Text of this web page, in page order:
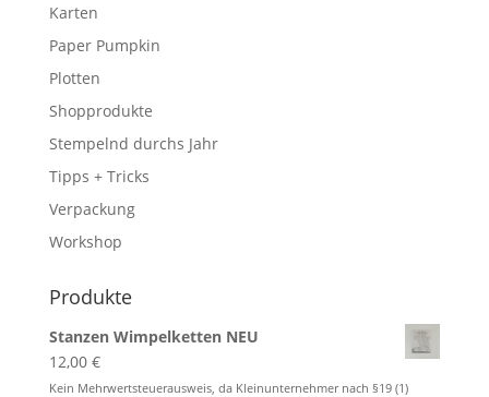
Karten
Paper Pumpkin
Plotten
Shopprodukte
Stempelnd durchs Jahr
Tipps + Tricks
Verpackung
Workshop
Produkte
Stanzen Wimpelketten NEU
12,00 €
Kein Mehrwertsteuerausweis, da Kleinunternehmer nach §19 (1)